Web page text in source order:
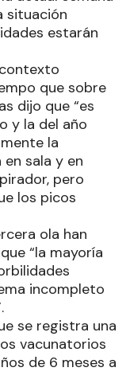
situación
estarán
que sobre
dijo que “es
y la del año
la
sala y en
pero
los picos
ola han
“la mayoría
incompleto
se registra una
vacunatorios
de 6 meses a